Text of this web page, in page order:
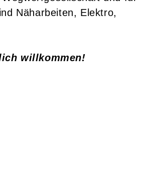
Näharbeiten, Elektro,
willkommen!